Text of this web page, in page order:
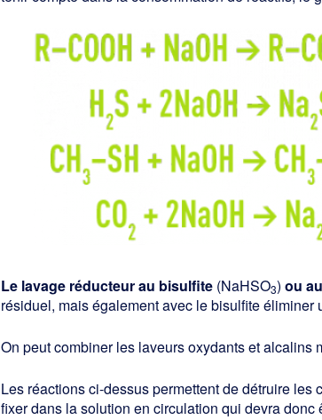
Le lavage réducteur au bisulfite (NaHSO3) ou
résiduel, mais également avec le bisulfite éliminer
On peut combiner les laveurs oxydants et alcalins
Les réactions ci-dessus permettent de détruire les
fixer dans la solution en circulation qui devra